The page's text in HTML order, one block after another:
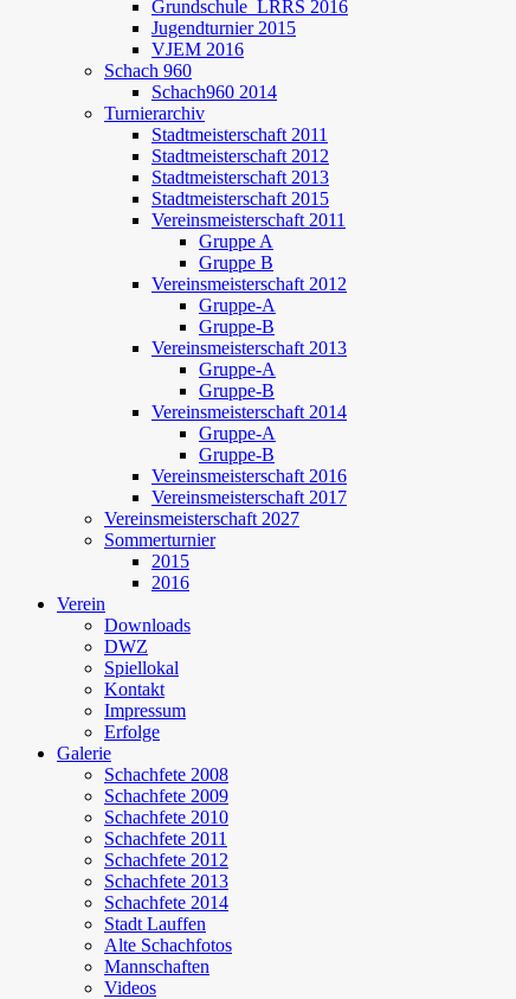
Grundschule_LRRS 2016
Jugendturnier 2015
VJEM 2016
Schach 960
Schach960 2014
Turnierarchiv
Stadtmeisterschaft 2011
Stadtmeisterschaft 2012
Stadtmeisterschaft 2013
Stadtmeisterschaft 2015
Vereinsmeisterschaft 2011
Gruppe A
Gruppe B
Vereinsmeisterschaft 2012
Gruppe-A
Gruppe-B
Vereinsmeisterschaft 2013
Gruppe-A
Gruppe-B
Vereinsmeisterschaft 2014
Gruppe-A
Gruppe-B
Vereinsmeisterschaft 2016
Vereinsmeisterschaft 2017
Vereinsmeisterschaft 2027
Sommerturnier
2015
2016
Verein
Downloads
DWZ
Spiellokal
Kontakt
Impressum
Erfolge
Galerie
Schachfete 2008
Schachfete 2009
Schachfete 2010
Schachfete 2011
Schachfete 2012
Schachfete 2013
Schachfete 2014
Stadt Lauffen
Alte Schachfotos
Mannschaften
Videos